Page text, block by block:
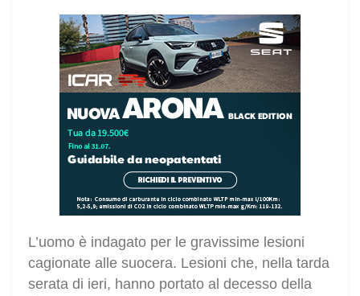
L’uomo è indagato per le gravissime lesioni
cagionate alle suocera. Lesioni che, nella tarda
serata di ieri, hanno portato al decesso della